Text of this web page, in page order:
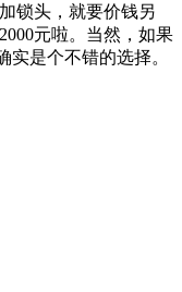
锁头，就要价钱另
元啦。当然，如果
是个不错的选择。